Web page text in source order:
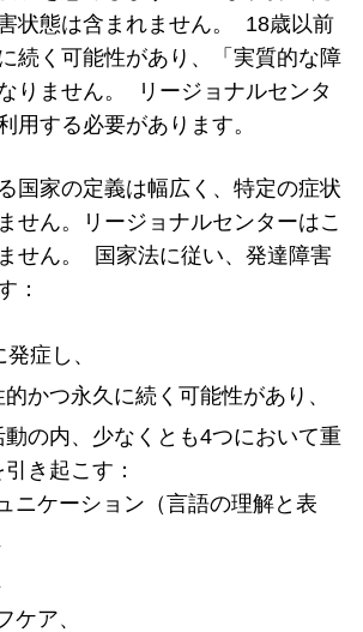
状態は含まれません。 18歳以前
続く可能性があり、「実質的な障
りません。 リージョナルセンタ
用する必要があります。
国家の定義は幅広く、特定の症状
せん。リージョナルセンターはこ
せん。 国家法に従い、発達障害
：
症し、
かつ永久に続く可能性があり、
動の内、少なくとも4つにおいて重
き起こす：
ニケーション（言語の理解と表
ケア、